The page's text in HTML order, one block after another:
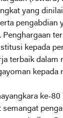
yang
pengabdian
Penghargaan
kepada
terbaik dalam
kepada
ke-